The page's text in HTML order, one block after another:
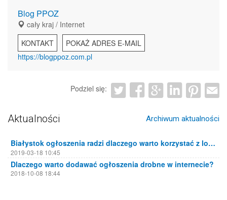
Blog PPOZ
cały kraj / Internet
KONTAKT
POKAŻ ADRES E-MAIL
https://blogppoz.com.pl
Podziel się:
Aktualności Archiwum aktualności
Białystok ogłoszenia radzi dlaczego warto korzystać z lokalnych portali ogłoszeniowych
2019-03-18 10:45
Dlaczego warto dodawać ogłoszenia drobne w internecie?
2018-10-08 18:44